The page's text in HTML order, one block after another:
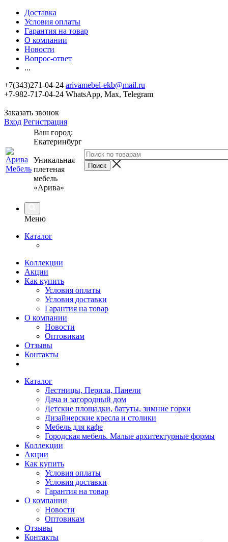
Доставка
Условия оплаты
Гарантия на товар
О компании
Новости
Вопрос-ответ
...
+7(343)271-04-24 arivamebel-ekb@mail.ru
+7-982-717-04-24 WhatsApp, Max, Telegram
Заказать звонок
Вход Регистрация
Ваш город:
Екатеринбург
Уникальная
плетеная
мебель
«Арива»
Меню
Каталог
Коллекции
Акции
Как купить
Условия оплаты
Условия доставки
Гарантия на товар
О компании
Новости
Оптовикам
Отзывы
Контакты
Каталог
Лестницы, Перила, Панели
Дача и загородный дом
Детские площадки, батуты, зимние горки
Дизайнерские кресла и столики
Мебель для кафе
Городская мебель. Малые архитектурные формы
Коллекции
Акции
Как купить
Условия оплаты
Условия доставки
Гарантия на товар
О компании
Новости
Оптовикам
Отзывы
Контакты